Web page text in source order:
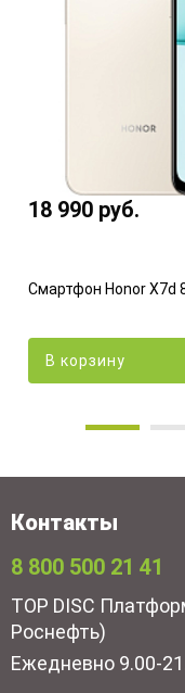
18 990 руб.
Смартфон Honor X7d
В корзину
Контакты
8 800 500 21 41
TOP DISC
Роснефть)
Ежедневно 9.00-